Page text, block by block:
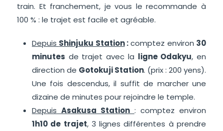
train. Et franchement, je vous le recommande à
100 % : le trajet est facile et agréable.
Depuis Shinjuku Station:comptez environ 30
minutes de trajet avec la ligne Odakyu, en
direction de Gotokuji Station. (prix : 200 yens).
Une fois descendus, il suffit de marcher une
dizaine de minutes pour rejoindre le temple.
Depuis Asakusa Station : comptez environ
1h10 de trajet, 3 lignes différentes à prendre